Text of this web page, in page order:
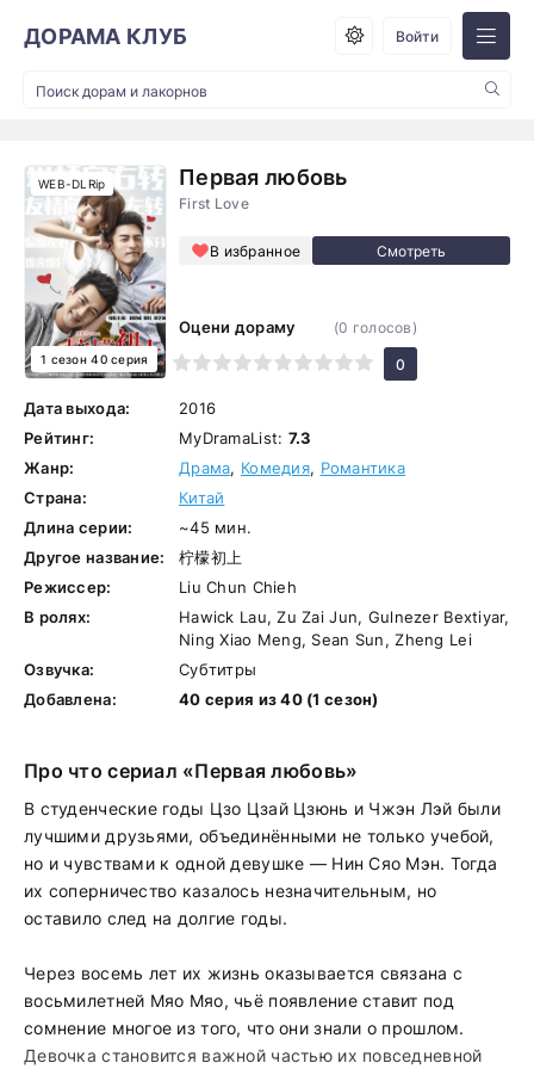
ДОРАМА КЛУБ Войти
Первая любовь
First Love
В избранное
WEB-DLRip
1 сезон 40 серия
Оцени дораму
1
2 3 4 5 6 7 8 9 10
(0 голосов)
0
Дата выхода:
2016
Рейтинг:
MyDramaList: 7.3
Жанр:
Драма, Комедия, Романтика
Страна:
Китай
Длина серии:
~45 мин.
Другое название:
柠檬初上
Режиссер:
Liu Chun Chieh
В ролях:
Hawick Lau, Zu Zai Jun, Gulnezer Bextiyar,
Ning Xiao Meng, Sean Sun, Zheng Lei
Озвучка:
Субтитры
Добавлена:
40 серия из 40 (1 сезон)
Про что сериал «Первая любовь»
В студенческие годы Цзо Цзай Цзюнь и Чжэн Лэй были
лучшими друзьями, объединёнными не только учебой,
но и чувствами к одной девушке — Нин Сяо Мэн. Тогда
их соперничество казалось незначительным, но
оставило след на долгие годы.
Через восемь лет их жизнь оказывается связана с
восьмилетней Мяо Мяо, чьё появление ставит под
сомнение многое из того, что они знали о прошлом.
Девочка становится важной частью их повседневной